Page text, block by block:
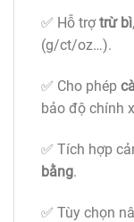
✅ Hỗ trợtrừ bì,
(g/ct/oz…).
✅ Cho phép
bảo độ chính
✅ Tích hợp
bằng.
✅ Tùy chọn